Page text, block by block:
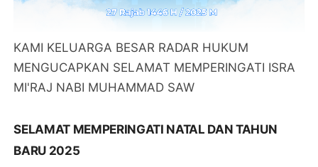
KAMI KELUARGA BESAR RADAR HUKUM
MENGUCAPKAN SELAMAT MEMPERINGATI ISRA
MI'RAJ NABI MUHAMMAD SAW
SELAMAT MEMPERINGATI NATAL DAN TAHUN
BARU 2025